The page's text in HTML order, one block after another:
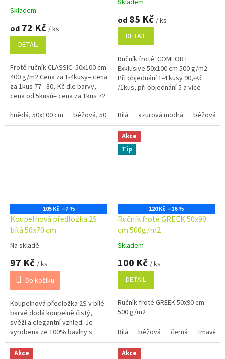
Skladem
od 72 Kč / ks
DETAIL
Froté ručník CLASSIC 50x100 cm
400 g/m2 Cena za 1-4kusy= cena
za 1kus 77 - 80,-Kč dle barvy,
cena od 5kusů= cena za 1kus 72
béžová a...
hnědá, 50x100 cm béžová, 50x100 xm černá, 50x100 cm
Průměrné
produktu
5,0
5
hvězdiček.
Skladem
od 85 Kč / ks
DETAIL
Ručník froté COMFORT
Exklusive 50x100 cm 500 g/m2
Při objednání 1-4 kusy 90,-Kč
/1kus, při objednání 5 a více
Bílá
azurová modrá béžová
105 Kč –7 %
Koupelnová předložka 2S
bílá 50x70 cm
Průměrné
hodnocení
produktu
5,0
5
hvězdiček.
Na skladě
97 Kč / ks
Do košíku
Koupelnová předložka 2S v bílé
barvě dodá koupelně čistý,
svěží a elegantní vzhled. Je
vyrobena ze 100% bavlny s
vysokou gramáží 700 g/m², díky
čemuž je mimořádně měkká,...
Akce
Tip
120 Kč –16 %
Ručník froté GREEK 50x90
cm 500g/m2
Průměrné
hodnocení
produktu
5,0
5
hvězdiček.
Skladem
100 Kč / ks
DETAIL
Ručník froté GREEK 50x90 cm
500 g/m2
Bílá
béžová černá tmavě
Akce
Akce